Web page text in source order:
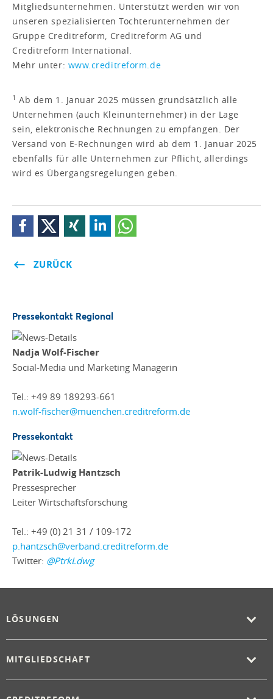
Mitgliedsunternehmen. Unterstützt werden wir von
unseren spezialisierten Tochterunternehmen der
Gruppe Creditreform, Creditreform AG und
Creditreform International.
Mehr unter: www.creditreform.de
1 Ab dem 1. Januar 2025 müssen grundsätzlich alle
Unternehmen (auch Kleinunternehmer) in der Lage
sein, elektronische Rechnungen zu empfangen. Der
Versand von E-Rechnungen wird ab dem 1. Januar 2025
ebenfalls für alle Unternehmen zur Pflicht, allerdings
wird es Übergangsregelungen geben.
ZURÜCK
Pressekontakt Regional
Nadja Wolf-Fischer
Social-Media und Marketing Managerin
Tel.: +49 89 189293-661
n.wolf-fischer@muenchen.creditreform.de
Pressekontakt
Patrik-Ludwig Hantzsch
Pressesprecher
Leiter Wirtschaftsforschung
Tel.: +49 (0) 21 31 / 109-172
p.hantzsch@verband.creditreform.de
Twitter: @PtrkLdwg
LÖSUNGEN
MITGLIEDSCHAFT